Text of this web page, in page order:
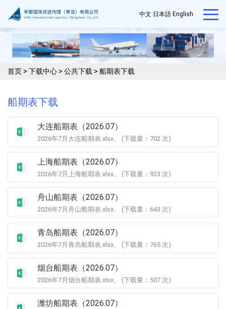
中文 日本語 English
首页 > 下载中心 > 公共下载 > 船期表下载
船期表下载
大连船期表（2026.07）
2026年7月大连船期表.xlsx、 (下载量： 702 次)
上海船期表（2026.07）
2026年7月上海船期表.xlsx、 (下载量： 923 次)
舟山船期表（2026.07）
2026年7月舟山船期表.xlsx、 (下载量： 643 次)
青岛船期表（2026.07）
2026年7月青岛船期表.xlsx、 (下载量： 765 次)
烟台船期表（2026.07）
2026年7月烟台船期表.xlsx、 (下载量： 507 次)
潍坊船期表（2026.07）